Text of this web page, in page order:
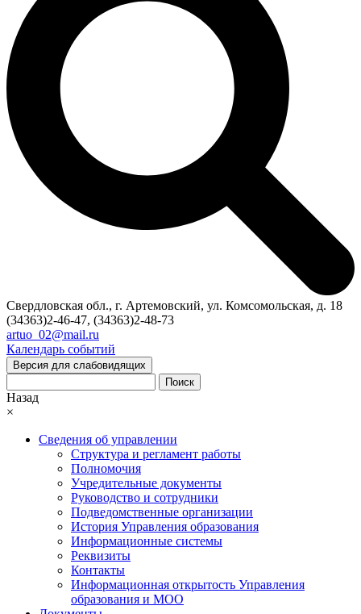
Свердловская обл., г. Артемовский, ул. Комсомольская, д. 18
(34363)2-46-47, (34363)2-48-73
artuo_02@mail.ru
Календарь событий
Версия для слабовидящих
Поиск
Назад
×
Сведения об управлении
Структура и регламент работы
Полномочия
Учредительные документы
Руководство и сотрудники
Подведомственные организации
История Управления образования
Информационные системы
Реквизиты
Контакты
Информационная открытость Управления
образования и МОО